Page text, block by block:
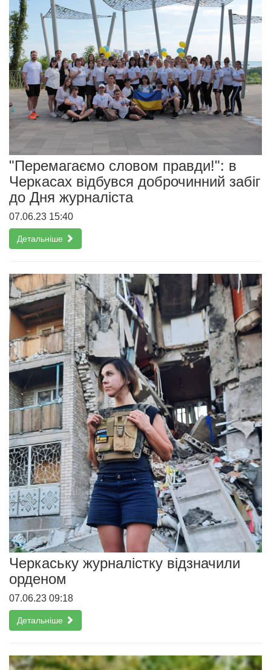
"Перемагаємо словом правди!": в
Черкасах відбувся доброчинний забіг
до Дня журналіста
07.06.23 15:40
Детальніше
Черкаську журналістку відзначили
орденом
07.06.23 09:18
Детальніше